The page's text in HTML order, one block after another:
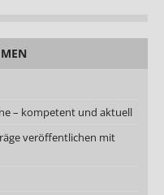
– kompetent und aktuell
veröffentlichen mit